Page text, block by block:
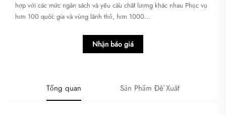
hợp với các mức ngân sách và yêu cầu chất lượng khác nhau Phục vụ
hơn 100 quốc gia và vùng lãnh thổ, hơn 1000...
Nhận báo giá
Tổng quan Sản Phẩm Đề Xuất